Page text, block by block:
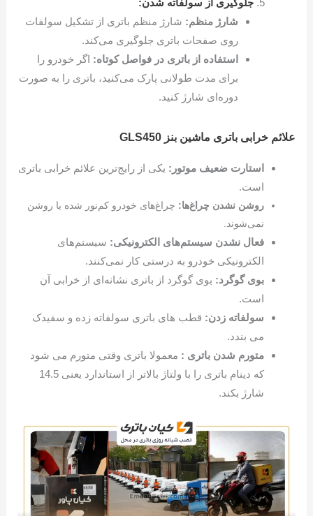
شارژ منظم: شارژ منظم باتری از تشکیل سولفات
روی صفحات باتری جلوگیری می‌کند.
استفاده از باتری در فواصل کوتاه: اگر خودرو را
برای مدت طولانی پارک می‌کنید، باتری را به صورت
دوره‌ای شارژ کنید.
علائم خرابی باتری ماشین بنز GLS450
استارت ضعیف موتور: یکی از رایج‌ترین علائم خرابی باتری
است.
روشن نشدن چراغ‌ها: چراغ‌های خودرو کم‌نور شده یا روشن
نمی‌شوند.
فعال نشدن سیستم‌های الکترونیکی: سیستم‌های
الکترونیکی خودرو به درستی کار نمی‌کنند.
بوی گوگرد: بوی گوگرد از باتری نشانه‌ای از خرابی آن
است.
سولفاته زدن: قطب های باتری سولفاته زده و سفیدک
می بندد.
متورم شدن باتری : معمولا باتری وقتی متورم می شود
که دینام باتری را با ولتاژ بالاتر از استاندارد یعنی 14.5
شارژ بکند.